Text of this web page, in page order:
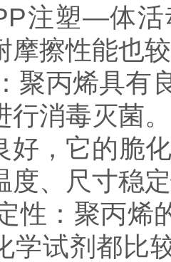
注塑—体活
摩擦性能也
聚丙烯具
行消毒灭
好，它的脆
度、尺寸稳
性：聚丙烯
学试剂都比